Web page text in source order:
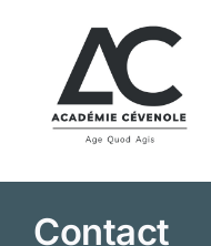
Contact